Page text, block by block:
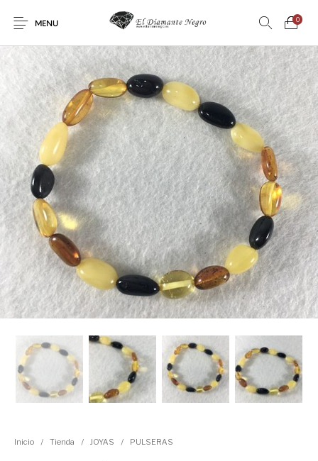
MENU
0
Novedades En oferta ! DECORACIÓN DINOSAURIOS
ESOTERISMO FÓSILES JOYAS METEORITOS
MINERALES
PRODUCTOS DE
CONSUMO
Inicio / Tienda / JOYAS / PULSERAS